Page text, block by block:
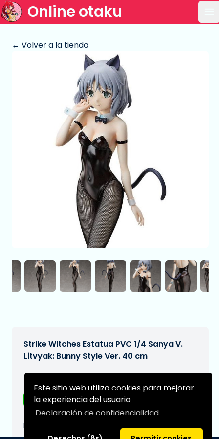
Este sitio web utiliza cookies para mejorar
la experiencia del usuario
Declaración de confidencialidad
Online otaku
← Volver a la tienda
Strike Witches Estatua PVC 1/4 Sanya V.
Litvyak: Bunny Style Ver. 40 cm
€399,99
Envío gratis
Fecha de entrega prevista:
N/A